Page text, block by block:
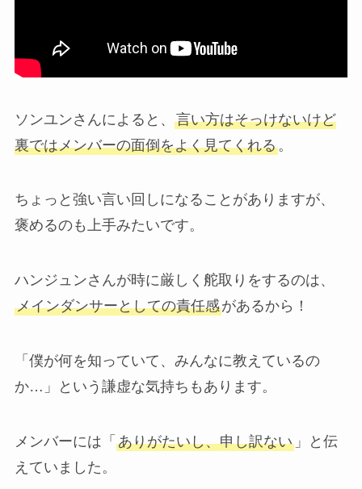
ソンユンさんによると、 言い方はそっけないけど
裏ではメンバーの面倒をよく見てくれる。
ちょっと強い言い回しになることがありますが、
褒めるのも上手みたいです。
ハンジュンさんが時に厳しく舵取りをするのは、
メインダンサーとしての責任感があるから！
「僕が何を知っていて、みんなに教えているの
か…」という謙虚な気持ちもあります。
メンバーには「 ありがたいし、申し訳ない」と伝
えていました。